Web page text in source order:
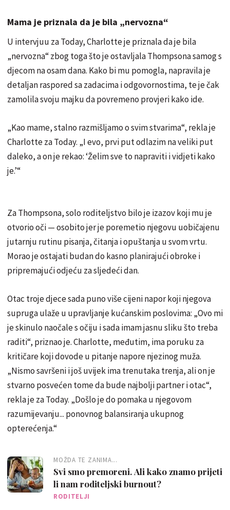
Mama je priznala da je bila „nervozna“
U intervjuu za Today, Charlotte je priznala da je bila
„nervozna“ zbog toga što je ostavljala Thompsona samog s
djecom na osam dana. Kako bi mu pomogla, napravila je
detaljan raspored sa zadacima i odgovornostima, te je čak
zamolila svoju majku da povremeno provjeri kako ide.
„Kao mame, stalno razmišljamo o svim stvarima“, rekla je
Charlotte za Today. „I evo, prvi put odlazim na veliki put
daleko, a on je rekao: ‘Želim sve to napraviti i vidjeti kako
je.’“
Za Thompsona, solo roditeljstvo bilo je izazov koji mu je
otvorio oči — osobito jer je poremetio njegovu uobičajenu
jutarnju rutinu pisanja, čitanja i opuštanja u svom vrtu.
Morao je ostajati budan do kasno planirajući obroke i
pripremajući odjeću za sljedeći dan.
Otac troje djece sada puno više cijeni napor koji njegova
supruga ulaže u upravljanje kućanskim poslovima: „Ovo mi
je skinulo naočale s očiju i sada imam jasnu sliku što treba
raditi“, priznao je. Charlotte, međutim, ima poruku za
kritičare koji dovode u pitanje napore njezinog muža.
„Nismo savršeni i još uvijek ima trenutaka trenja, ali on je
stvarno posvećen tome da bude najbolji partner i otac“,
rekla je za Today. „Došlo je do pomaka u njegovom
razumijevanju... ponovnog balansiranja ukupnog
opterećenja.“
MOŽDA TE ZANIMA...
Svi smo premoreni. Ali kako znamo prijeti
li nam roditeljski burnout?
RODITELJI